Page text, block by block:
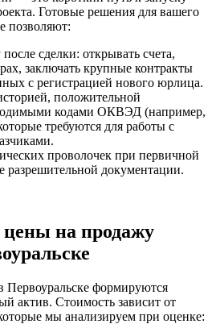
Готовые решения для вашего
позволяют:
после сделки: открывать счета,
заключать крупные контракты
с регистрацией нового юрлица.
положительной
кодами ОКВЭД (например,
требуются для работы с
проволочек при первичной
разрешительной документации.
цены на продажу
формируются
актив. Стоимость зависит от
мы анализируем при оценке: